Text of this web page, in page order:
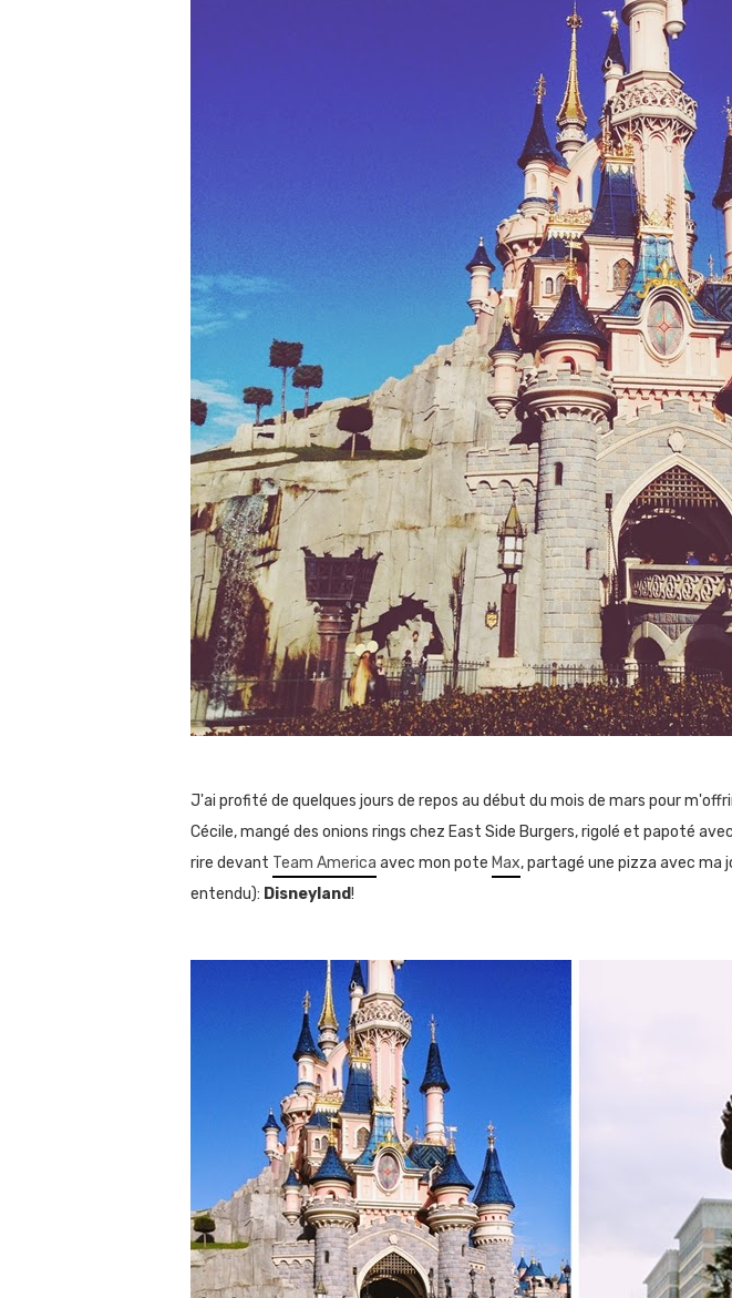
J'ai profité de quelques jours de repos au début du mois de mars pour
Cécile, mangé des onions rings chez East Side Burgers, rigolé et papoté
rire devant Team America avec mon pote Max, partagé une pizza avec ma
entendu): Disneyland!